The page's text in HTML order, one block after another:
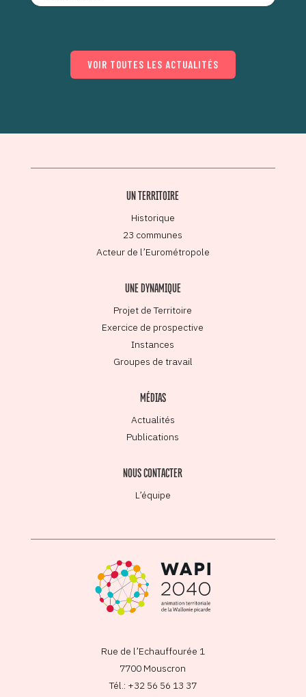
VOIR TOUTES LES ACTUALITÉS
UN TERRITOIRE
Historique
23 communes
Acteur de l’Eurométropole
UNE DYNAMIQUE
Projet de Territoire
Exercice de prospective
Instances
Groupes de travail
MÉDIAS
Actualités
Publications
NOUS CONTACTER
L’équipe
Rue de l’Echauffourée 1
7700 Mouscron
Tél.: +32 56 56 13 37